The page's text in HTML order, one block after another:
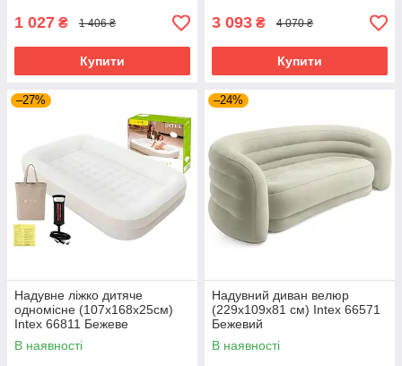
1 027 ₴ 1 406 ₴
Купити
3 093 ₴ 4 070 ₴
Купити
–27%
Надувне ліжко дитяче
одномісне (107х168х25см)
Intex 66811 Бежеве
В наявності
–24%
Надувний диван велюр
(229х109х81 см) Intex 66571
Бежевий
В наявності